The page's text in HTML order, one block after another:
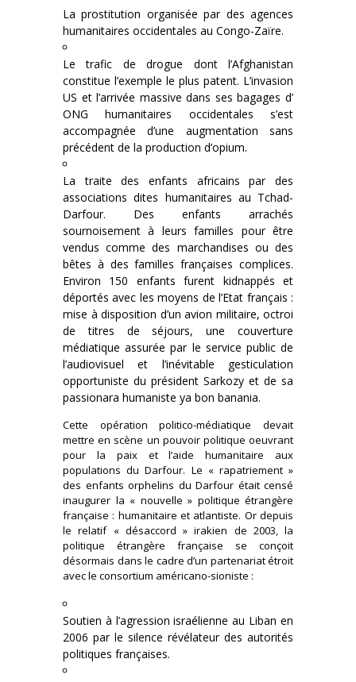
La prostitution organisée par des agences
humanitaires occidentales au Congo-Zaïre.
Le trafic de drogue dont l’Afghanistan
constitue l’exemple le plus patent. L’invasion
US et l’arrivée massive dans ses bagages d’
ONG humanitaires occidentales s’est
accompagnée d’une augmentation sans
précédent de la production d’opium.
La traite des enfants africains par des
associations dites humanitaires au Tchad-
Darfour. Des enfants arrachés
sournoisement à leurs familles pour être
vendus comme des marchandises ou des
bêtes à des familles françaises complices.
Environ 150 enfants furent kidnappés et
déportés avec les moyens de l’Etat français :
mise à disposition d’un avion militaire, octroi
de titres de séjours, une couverture
médiatique assurée par le service public de
l’audiovisuel et l’inévitable gesticulation
opportuniste du président Sarkozy et de sa
passionara humaniste ya bon banania.
Cette opération politico-médiatique devait
mettre en scène un pouvoir politique oeuvrant
pour la paix et l’aide humanitaire aux
populations du Darfour. Le « rapatriement »
des enfants orphelins du Darfour était censé
inaugurer la « nouvelle » politique étrangère
française : humanitaire et atlantiste. Or depuis
le relatif « désaccord » irakien de 2003, la
politique étrangère française se conçoit
désormais dans le cadre d’un partenariat étroit
avec le consortium américano-sioniste :
Soutien à l’agression israélienne au Liban en
2006 par le silence révélateur des autorités
politiques françaises.